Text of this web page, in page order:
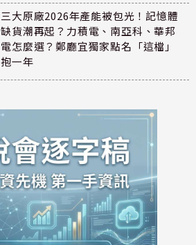
三大原廠2026年產能被包光！記憶體
缺貨潮再起？力積電、南亞科、華邦
電怎麼選？鄭廳宜獨家點名「這檔」
抱一年